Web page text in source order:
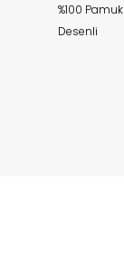
%100 Pamuk
Desenli